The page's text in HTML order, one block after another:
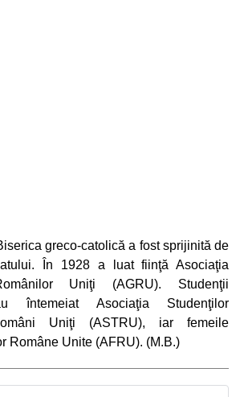
greco‑catolică a fost sprijinită de
În 1928 a luat fiinţă Asociaţia
Uniţi (AGRU). Studenţii
întemeiat Asociaţia Studenţilor
Uniţi (ASTRU), iar femeile
Române Unite (AFRU). (M.B.)